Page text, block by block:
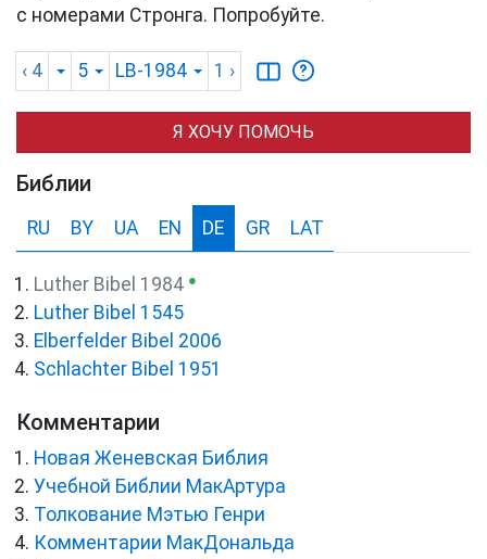
с номерами Стронга. Попробуйте.
‹ 4 5 LB-1984 1 ›
Я ХОЧУ ПОМОЧЬ
Библии
RU BY UA EN DE GR LAT
Luther Bibel 1984 ●
Luther Bibel 1545
Elberfelder Bibel 2006
Schlachter Bibel 1951
Комментарии
Новая Женевская Библия
Учебной Библии МакАртура
Толкование Мэтью Генри
Комментарии МакДональда